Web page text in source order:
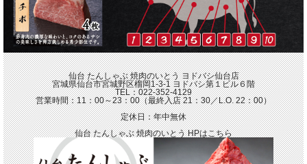
仙台 たんしゃぶ 焼肉のいとう ヨドバシ仙台店
宮城県仙台市宮城野区榴岡1-3-1 ヨドバシ第１ビル６階
TEL：022-352-4129
営業時間：11：00～23：00（最終入店 21：30／L.O. 22：00）
定休日：年中無休
仙台 たんしゃぶ 焼肉のいとう HPはこちら